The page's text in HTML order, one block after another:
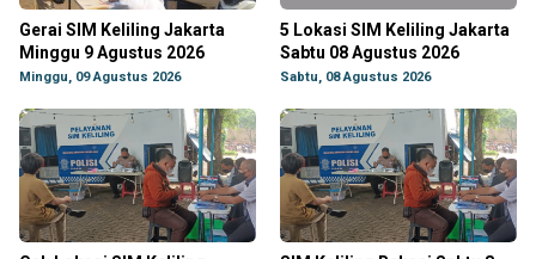
Gerai SIM Keliling Jakarta
Minggu 9 Agustus 2026
Minggu, 09 Agustus 2026
5 Lokasi SIM Keliling Jakarta
Sabtu 08 Agustus 2026
Sabtu, 08 Agustus 2026